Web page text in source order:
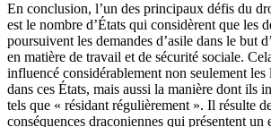
En conclusion, l’un des principaux défis du
est le nombre d’États qui considèrent que les
poursuivent les demandes d’asile dans le but
en matière de travail et de sécurité sociale.
influencé considérablement non seulement les
dans ces États, mais aussi la manière dont ils
tels que « résidant régulièrement ». Il résulte
conséquences draconiennes qui présentent un